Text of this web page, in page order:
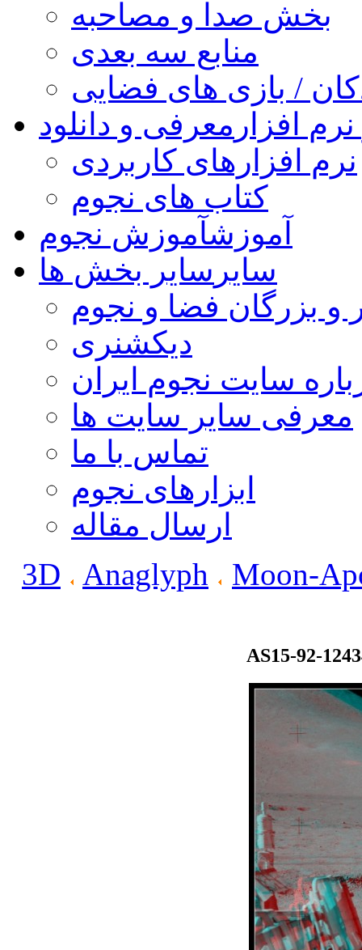
بخش صدا و مصاحبه
منابع سه بعدی
/ بازی های فضایی
افزار معرفی و دانلود
نرم افزارهای کاربردی
کتاب های نجوم
آموزشآموزش نجوم
سایر سایر بخش ها
و بزرگان فضا و نجوم
دیکشنری
سایت نجوم ایران
معرفی سایر سایت ها
تماس با ما
ابزارهای نجوم
ارسال مقاله
3D
Anaglyph Moon-
AS15-92-